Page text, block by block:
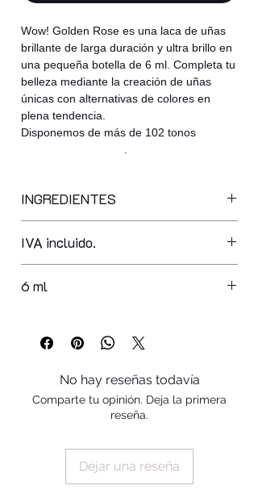
Wow! Golden Rose es una laca de uñas
brillante de larga duración y ultra brillo en
una pequeña botella de 6 ml. Completa tu
belleza mediante la creación de uñas
únicas con alternativas de colores en
plena tendencia.
Disponemos de más de 102 tonos
INGREDIENTES
nitrocellulose, adipic acid/neopentyl
glycol/trimellitic anhydride copolymer,
acetyl tributyl citrate, isopropyl
IVA incluido.
6 ml
No hay reseñas todavía
Comparte tu opinión. Deja la primera
reseña.
Dejar una reseña